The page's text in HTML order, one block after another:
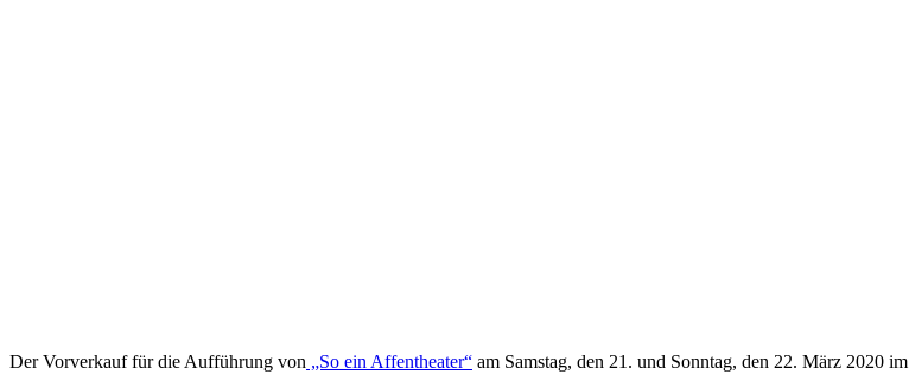
Der Vorverkauf für die Aufführung von „So ein Affentheater“ am Samstag, den 21. und Sonntag, den 22. März 2020 im